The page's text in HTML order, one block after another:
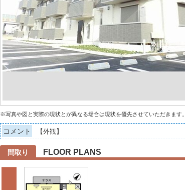
※写真や図と実際の現状とが異なる場合は現状を優先させていただきます。
コメント 【外観】
間取り FLOOR PLANS